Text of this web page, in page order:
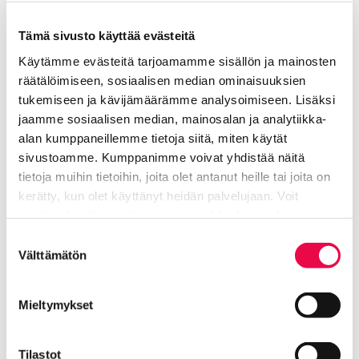
Tämä sivusto käyttää evästeitä
Käytämme evästeitä tarjoamamme sisällön ja mainosten
räätälöimiseen, sosiaalisen median ominaisuuksien
tukemiseen ja kävijämäärämme analysoimiseen. Lisäksi
jaamme sosiaalisen median, mainosalan ja analytiikka-
alan kumppaneillemme tietoja siitä, miten käytät
sivustoamme. Kumppanimme voivat yhdistää näitä
tietoja muihin tietoihin, joita olet antanut heille tai joita on
kerätty, kun olet käyttänyt heidän palvelujaan. Voit
valinta
Välttämätön
Mieltymykset
Tilastot
Palkinto myönnetään joukkueelle, joka
luovuudella, sinnikkyydellä ja asenteella. Joukkue
ansaitsee erityistä tunnustusta.
Innovate award -palkinnon voitti MonsterDrivers
Riihimäen Harjunrinteen koulusta. Joukkueeseen
kuuluvat Aatos Vilja, Kimi Sarkkinen ja Veikka
Vähänen. Palkinto myönnetään joukkueelle, joka
muun muassa esittelee tuomaristolle tehokkaan,
luovan ja hyvin dokumentoidun
Otaniemen lukiosta. Palkinto myönnetään tiimille,
joka osoittaa erinomaista ohjelmointitaitoa,